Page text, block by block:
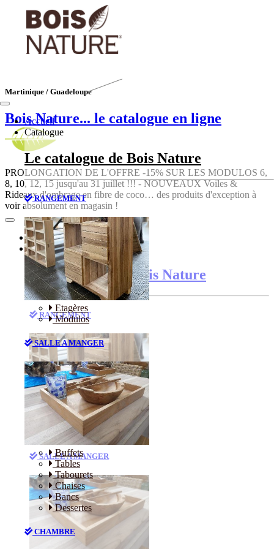
Martinique / Guadeloupe
Bois Nature... le catalogue en ligne
PROLONGATION DE L'OFFRE -15% SUR LES MODULOS 6,
8, 10, 12, 15 jusqu'au 31 juillet !!! - NOUVEAUX Voiles &
Rideaux d'ombrage en fibre de coco… des produits d'exception à
voir absolument en magasin !
Accueil
Catalogue
Le catalogue de Bois Nature
RANGEMENT
Etagères
Modulos
SALLE A MANGER
Buffets
Tables
Tabourets
Chaises
Bancs
Dessertes
CHAMBRE
Accueil
Catalogue
Le catalogue de Bois Nature
RANGEMENT
Etagères
Modulos
SALLE A MANGER